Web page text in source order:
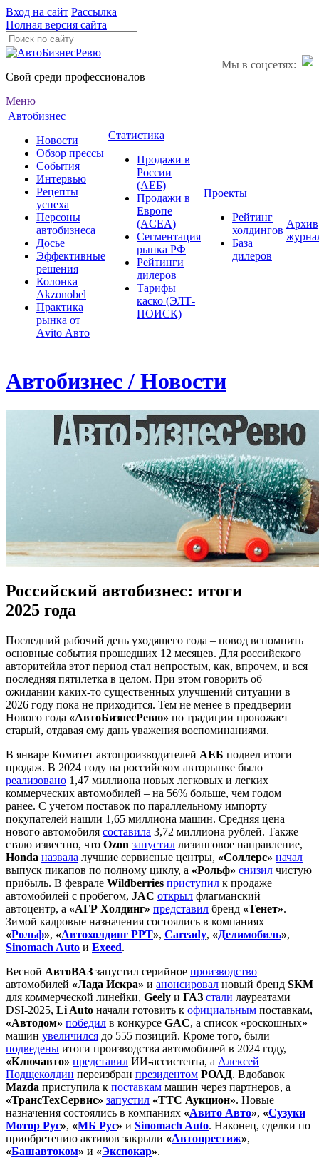
Вход на сайт Рассылка
Полная версия сайта
Мы в соцсетях:
Свой среди профессионалов
Меню
Автобизнес
Новости
Обзор прессы
События
Интервью
Рецепты
успеха
Персоны
автобизнеса
Досье
Эффективные
решения
Колонка
Akzonobel
Практика
рынка от
Аvito Авто
Статистика
Продажи в
России
(АЕБ)
Продажи в
Европе
(ACEA)
Сегментация
рынка РФ
Рейтинги
дилеров
Тарифы
каско (ЭЛТ-
ПОИСК)
Проекты
Рейтинг
холдингов
База
дилеров
Архив
Автобизнес / Новости
Российский автобизнес: итоги
2025 года
Последний рабочий день уходящего года – повод вспомнить
основные события прошедших 12 месяцев. Для российского
авторитейла этот период стал непростым, как, впрочем, и вся
последняя пятилетка в целом. При этом говорить об
ожидании каких-то существенных улучшений ситуации в
2026 году пока не приходится. Тем не менее в преддверии
Нового года «АвтоБизнесРевю» по традиции провожает
старый, отдавая ему дань уважения воспоминаниями.
В январе Комитет автопроизводителей АЕБ подвел итоги
продаж. В 2024 году на российском авторынке было
реализовано 1,47 миллиона новых легковых и легких
коммерческих автомобилей – на 56% больше, чем годом
ранее. С учетом поставок по параллельному импорту
покупателей нашли 1,65 миллиона машин. Средняя цена
нового автомобиля составила 3,72 миллиона рублей. Также
стало известно, что Ozon запустил лизинговое направление,
Honda назвала лучшие сервисные центры, «Соллерс» начал
выпуск пикапов по полному циклу, а «Рольф» снизил чистую
прибыль. В феврале Wildberries приступил к продаже
автомобилей с пробегом, JAC открыл флагманский
автоцентр, а «АГР Холдинг» представил бренд «Тенет».
Зимой кадровые назначения состоялись в компаниях
«Рольф», «Автохолдинг РРТ», Caready, «Делимобиль»,
Sinomach Auto и Exeed.
Весной АвтоВАЗ запустил серийное производство
автомобилей «Лада Искра» и анонсировал новый бренд SKM
для коммерческой линейки, Geely и ГАЗ стали лауреатами
DSI-2025, Li Auto начали готовить к официальным поставкам,
«Автодом» победил в конкурсе GAC, а список «роскошных»
машин увеличился до 555 позиций. Кроме того, были
подведены итоги производства автомобилей в 2024 году,
«Ключавто» представил ИИ-ассистента, а Алексей
Подщеколдин переизбран президентом РОАД. Вдобавок
Mazda приступила к поставкам машин через партнеров, а
«ТрансТехСервис» запустил «ТТС Аукцион». Новые
назначения состоялись в компаниях «Авито Авто», «Сузуки
Мотор Рус», «МБ Рус» и Sinomach Auto. Наконец, сделки по
приобретению активов закрыли «Автопрестиж»,
«Башавтоком» и «Экспокар».